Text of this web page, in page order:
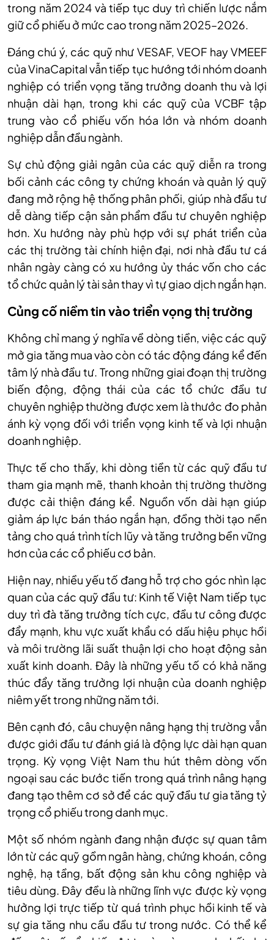
trong năm 2024 và tiếp tục duy trì chiến lược nắm
giữ cổ phiếu ở mức cao trong năm 2025–2026.
Đáng chú ý, các quỹ như VESAF, VEOF hay VMEEF
của VinaCapital vẫn tiếp tục hướng tới nhóm doanh
nghiệp có triển vọng tăng trưởng doanh thu và lợi
nhuận dài hạn, trong khi các quỹ của VCBF tập
trung vào cổ phiếu vốn hóa lớn và nhóm doanh
nghiệp dẫn đầu ngành.
Sự chủ động giải ngân của các quỹ diễn ra trong
bối cảnh các công ty chứng khoán và quản lý quỹ
đang mở rộng hệ thống phân phối, giúp nhà đầu tư
dễ dàng tiếp cận sản phẩm đầu tư chuyên nghiệp
hơn. Xu hướng này phù hợp với sự phát triển của
các thị trường tài chính hiện đại, nơi nhà đầu tư cá
nhân ngày càng có xu hướng ủy thác vốn cho các
tổ chức quản lý tài sản thay vì tự giao dịch ngắn hạn.
Củng cố niềm tin vào triển vọng thị trường
Không chỉ mang ý nghĩa về dòng tiền, việc các quỹ
mở gia tăng mua vào còn có tác động đáng kể đến
tâm lý nhà đầu tư. Trong những giai đoạn thị trường
biến động, động thái của các tổ chức đầu tư
chuyên nghiệp thường được xem là thước đo phản
ánh kỳ vọng đối với triển vọng kinh tế và lợi nhuận
doanh nghiệp.
Thực tế cho thấy, khi dòng tiền từ các quỹ đầu tư
tham gia mạnh mẽ, thanh khoản thị trường thường
được cải thiện đáng kể. Nguồn vốn dài hạn giúp
giảm áp lực bán tháo ngắn hạn, đồng thời tạo nền
tảng cho quá trình tích lũy và tăng trưởng bền vững
hơn của các cổ phiếu cơ bản.
Hiện nay, nhiều yếu tố đang hỗ trợ cho góc nhìn lạc
quan của các quỹ đầu tư: Kinh tế Việt Nam tiếp tục
duy trì đà tăng trưởng tích cực, đầu tư công được
đẩy mạnh, khu vực xuất khẩu có dấu hiệu phục hồi
và môi trường lãi suất thuận lợi cho hoạt động sản
xuất kinh doanh. Đây là những yếu tố có khả năng
thúc đẩy tăng trưởng lợi nhuận của doanh nghiệp
niêm yết trong những năm tới.
Bên cạnh đó, câu chuyện nâng hạng thị trường vẫn
được giới đầu tư đánh giá là động lực dài hạn quan
trọng. Kỳ vọng Việt Nam thu hút thêm dòng vốn
ngoại sau các bước tiến trong quá trình nâng hạng
đang tạo thêm cơ sở để các quỹ đầu tư gia tăng tỷ
trọng cổ phiếu trong danh mục.
Một số nhóm ngành đang nhận được sự quan tâm
lớn từ các quỹ gồm ngân hàng, chứng khoán, công
nghệ, hạ tầng, bất động sản khu công nghiệp và
tiêu dùng. Đây đều là những lĩnh vực được kỳ vọng
hưởng lợi trực tiếp từ quá trình phục hồi kinh tế và
sự gia tăng nhu cầu đầu tư trong nước. Có thể kể